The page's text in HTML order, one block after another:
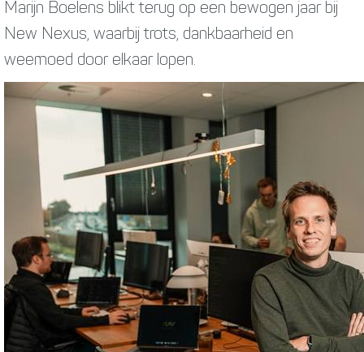
Marijn Boelens blikt terug op een bewogen jaar bij
New Nexus, waarbij trots, dankbaarheid en
weemoed door elkaar lopen.